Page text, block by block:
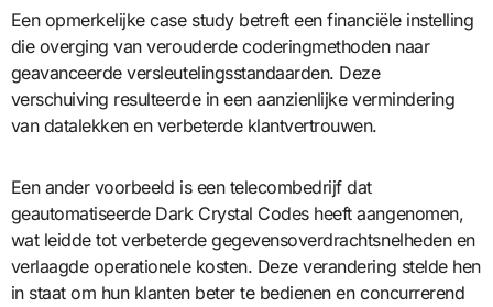
Een opmerkelijke case study betreft een financiële instelling
die overging van verouderde coderingmethoden naar
geavanceerde versleutelingsstandaarden. Deze
verschuiving resulteerde in een aanzienlijke vermindering
van datalekken en verbeterde klantvertrouwen.
Een ander voorbeeld is een telecombedrijf dat
geautomatiseerde Dark Crystal Codes heeft aangenomen,
wat leidde tot verbeterde gegevensoverdrachtsnelheden en
verlaagde operationele kosten. Deze verandering stelde hen
in staat om hun klanten beter te bedienen en concurrerend